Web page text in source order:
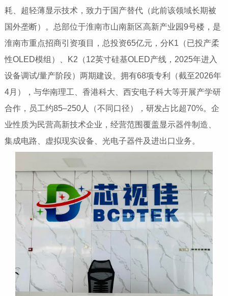
耗、超轻薄显示技术，致力于国产替代（此前该领域长期被
国外垄断）。总部位于‌淮南市山南新区高新产业园9号楼‌，是
淮南市重点招商引资项目，总投资65亿元，分K1（已投产柔
性OLED模组）、K2（12英寸硅基OLED产线，2025年进入
设备调试/量产阶段）两期建设。拥有68项专利（截至2026年
4月），与华南理工、香港科大、西安电子科大等开展产学研
合作，员工约85–250人（不同口径），研发占比超70%。企
业性质为‌民营高新技术企业‌，经营范围覆盖显示器件制造、
集成电路、虚拟现实设备、光电子器件及进出口业务。‌‌